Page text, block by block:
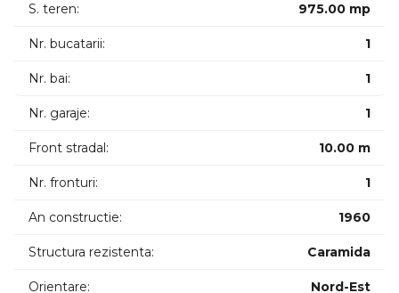
de gaz, curent, apa, canalizare.
viitori proprietari dupa propriile gusturi.
Este situata intr-o zona de case, aproape de statiile
aproape de centrul orasului.
Pentru mai multe informatii sau programarea unei vizonari,
nu ezitati sa ne contactati! Garantam castigul reciproc!
S. teren: 975.00 mp
Nr. bucatarii: 1
Nr. bai: 1
Nr. garaje: 1
Front stradal: 10.00 m
Nr. fronturi: 1
An constructie: 1960
Structura rezistenta: Caramida
Orientare: Nord-Est